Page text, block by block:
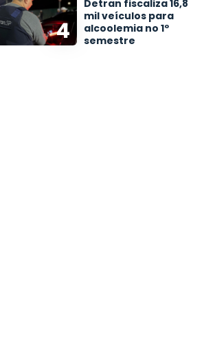
4
Detran fiscaliza 16,8
mil veículos para
alcoolemia no 1º
semestre